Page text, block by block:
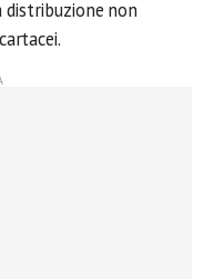
distribuzione non